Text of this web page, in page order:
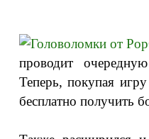
проводит
Теперь, покупая
бесплатно получить